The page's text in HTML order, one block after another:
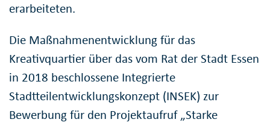
erarbeiteten.
Die Maßnahmenentwicklung für das
Kreativquartier über das vom Rat der Stadt Essen
in 2018 beschlossene Integrierte
Stadtteilentwicklungskonzept (INSEK) zur
Bewerbung für den Projektaufruf „Starke